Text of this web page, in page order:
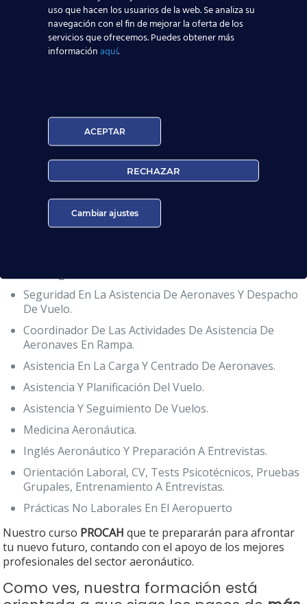
Aeropuerto.
Seguridad Aeronáutica. Obtención Del Certificado
Oficial De AESA.
Información A Usuarios Sobre Vuelos Y Servicios
Aeroportuarios.
Atención A Pasajeros En Los Servicios De Facturación
De Vuelo Y Embarque.
Atención A Pasajeros De Trato Diferenciado.
Incidencias Relacionadas Con Los Pasajeros Y El
Seguridad En La Asistencia De Aeronaves Y Despacho
De Vuelo.
Coordinador De Las Actividades De Asistencia De
Aeronaves En Rampa.
Asistencia En La Carga Y Centrado De Aeronaves.
Asistencia Y Planificación Del Vuelo.
Asistencia Y Seguimiento De Vuelos.
Medicina Aeronáutica.
Inglés Aeronáutico Y Preparación A Entrevistas.
Orientación Laboral, CV, Tests Psicotécnicos, Pruebas
Grupales, Entrenamiento A Entrevistas.
Prácticas No Laborales En El Aeropuerto
Nuestro curso PROCAH que te prepararán para afrontar
tu nuevo futuro, contando con el apoyo de los mejores
profesionales del sector aeronáutico.
Como ves, nuestra formación está
uso que hacen los usuarios de la web. Se analiza su
navegación con el fin de mejorar la oferta de los
servicios que ofrecemos. Puedes obtener más
informaciónaquí.
ACEPTAR
RECHAZAR
Cambiar ajustes